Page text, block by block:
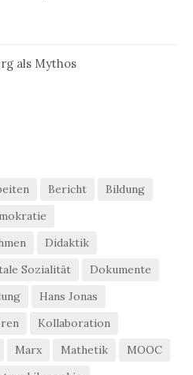
als Mythos
Bericht
Bildung
Didaktik
Sozialität
Dokumente
Hans Jonas
Kollaboration
Marx Mathetik
MOOC